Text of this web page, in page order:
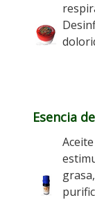
Esencia